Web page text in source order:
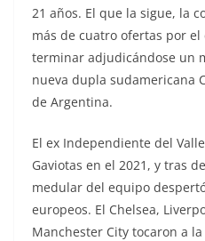
21 años. El que la sigue, la
más de cuatro ofertas por
terminar adjudicándose un
nueva dupla sudamericana
de Argentina.
El ex Independiente del
Gaviotas en el 2021, y tras
medular del equipo
europeos. El Chelsea,
Manchester City tocaron a